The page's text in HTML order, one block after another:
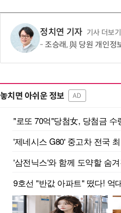
정치연 기자 기사 더보기
조승래, 與 당원 개인정보 유출에 “무거
놓치면 아쉬운 정보 AD